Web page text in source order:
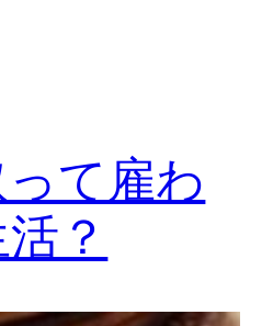
て雇わ
？